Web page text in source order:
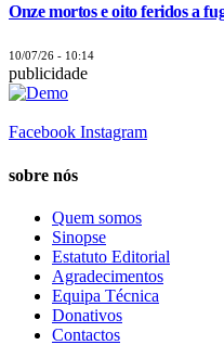
Onze mortos e oito feridos a
10/07/26 - 10:14
publicidade
Facebook Instagram
sobre nós
Quem somos
Sinopse
Estatuto Editorial
Agradecimentos
Equipa Técnica
Donativos
Contactos